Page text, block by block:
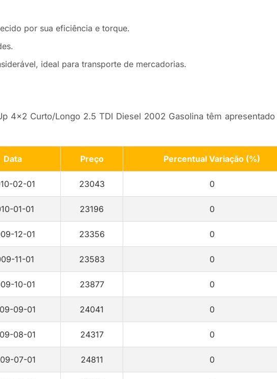
por sua eficiência e torque.
ideal para transporte de mercadorias.
4×2 Curto/Longo 2.5 TDI Diesel 2002 Gasolina têm
Data Preço Percentual Variação (%)
02-01 23043 0
01-01 23196 0
12-01 23356 0
11-01 23583 0
10-01 23877 0
09-01 24041 0
08-01 24317 0
07-01 24811 0